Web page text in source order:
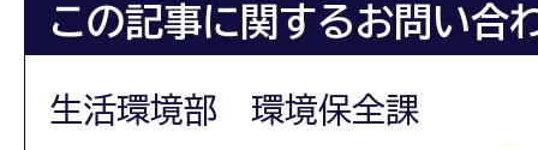
この記事に関するお問い合
生活環境部 環境保全課